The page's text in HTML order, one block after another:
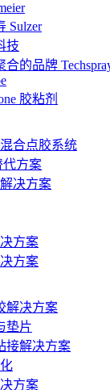
Sulzer
技
合的品牌
胶粘剂
合点胶系统
代方案
决方案
方案
方案
解决方案
垫片
接解决方案
方案